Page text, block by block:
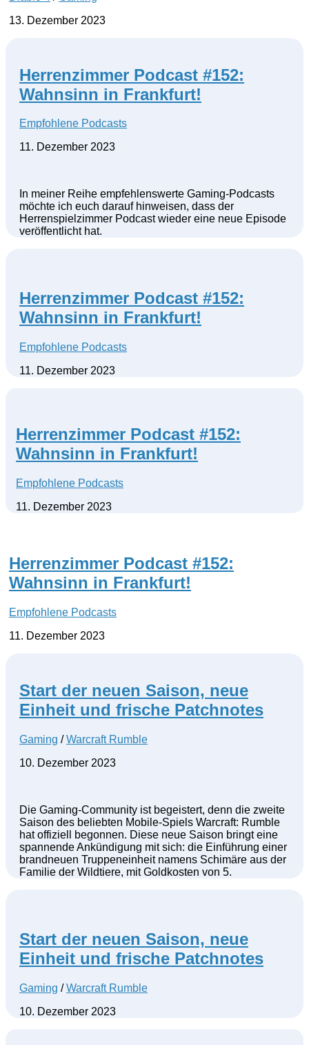
13. Dezember 2023
Herrenzimmer Podcast #152:
Wahnsinn in Frankfurt!
Empfohlene Podcasts
11. Dezember 2023
In meiner Reihe empfehlenswerte Gaming-Podcasts
möchte ich euch darauf hinweisen, dass der
Herrenspielzimmer Podcast wieder eine neue Episode
veröffentlicht hat.
Herrenzimmer Podcast #152:
Wahnsinn in Frankfurt!
Empfohlene Podcasts
11. Dezember 2023
Herrenzimmer Podcast #152:
Wahnsinn in Frankfurt!
Empfohlene Podcasts
11. Dezember 2023
Herrenzimmer Podcast #152:
Wahnsinn in Frankfurt!
Empfohlene Podcasts
11. Dezember 2023
Start der neuen Saison, neue
Einheit und frische Patchnotes
Gaming /Warcraft Rumble
10. Dezember 2023
Die Gaming-Community ist begeistert, denn die zweite
Saison des beliebten Mobile-Spiels Warcraft: Rumble
hat offiziell begonnen. Diese neue Saison bringt eine
spannende Ankündigung mit sich: die Einführung einer
brandneuen Truppeneinheit namens Schimäre aus der
Familie der Wildtiere, mit Goldkosten von 5.
Start der neuen Saison, neue
Einheit und frische Patchnotes
Gaming /Warcraft Rumble
10. Dezember 2023